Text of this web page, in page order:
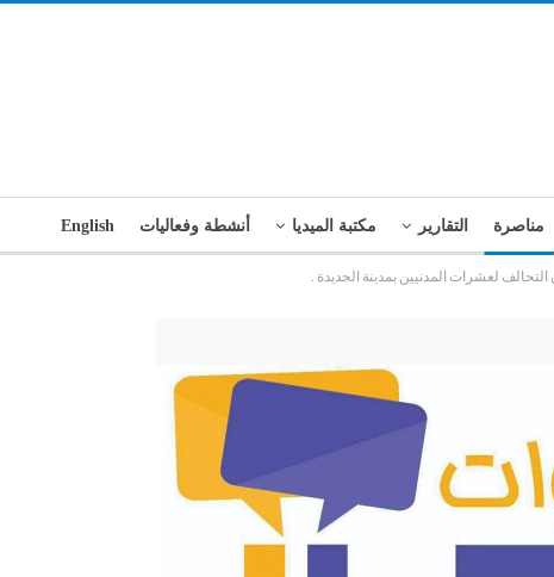
مناصرة التقارير مكتبة الميديا أنشطة وفعاليات English
لعشرات المدنيين بمدينة الحديدة .